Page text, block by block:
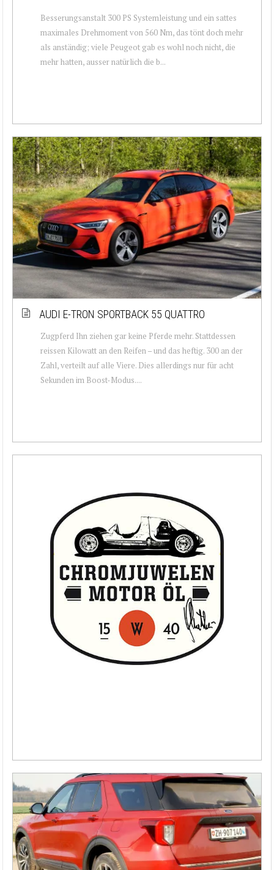
Besserungsanstalt 300 PS Systemleistung und ein sattes
maximales Drehmoment von 560 Nm, das tönt doch mehr
als anständig; viele Peugeot gab es wohl noch nicht, die
mehr hatten, ausser natürlich die b...
AUDI E-TRON SPORTBACK 55 QUATTRO
Zugpferd Ihn ziehen gar keine Pferde mehr. Stattdessen
reissen Kilowatt an den Reifen – und das heftig. 300 an der
Zahl, verteilt auf alle Viere. Dies allerdings nur für acht
Sekunden im Boost-Modus....